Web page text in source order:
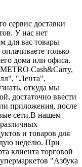
cервис доставки
У нас нет
для вас товары
только
дома или офиса.
METRO Cash&Carry,
"Лента",
откуда мы
достаточно ввести
приложения, после
сети.В нашем
и товаров для
неделю. При
клиента торговой
"Азбука